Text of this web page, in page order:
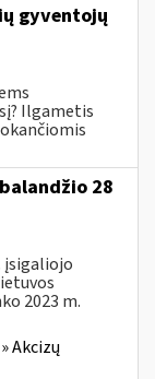
gyventojų
Ilgametis
28
įsigaliojo
2023 m.
Akcizų